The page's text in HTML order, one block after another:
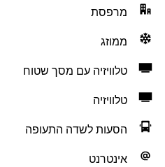
מרפסת
ממוזג
טלוויזיה עם מסך שטוח
טלוויזיה
הסעות לשדה התעופה
אינטרנט